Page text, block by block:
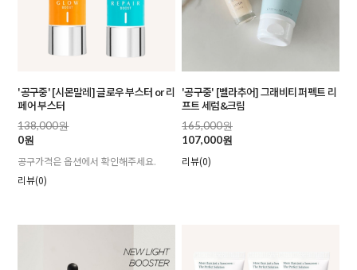
'공구중' [시몬말레] 글로우 부스터 or 리
페어 부스터
138,000원
0원
공구가격은 옵션에서 확인해주세요.
리뷰(0)
'공구중' [벨라추어] 그래비티 퍼펙트 리
프트 세럼&크림
165,000원
107,000원
리뷰(0)